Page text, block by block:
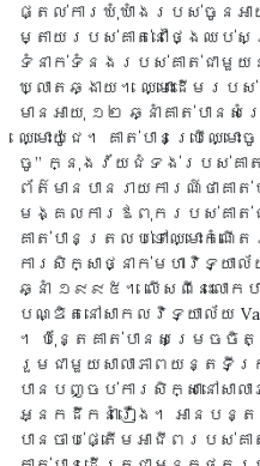
ផ្តល់ការឃុំឃាំងរបស់ចូនអាយុ
ម្តាយរបស់គាត់នៅថ្ងៃឈប់ស
ទំនាក់ទំនងរបស់គាត់ជាមួយន
ឃ្លាតឆ្ងាយ។ ឈ្មោះដើមរ
មានអាយុ ១២ ឆ្នាំគាត់បាន
ឈ្មោះយ៉ូជេ។ គាត់បានប្រើឈ្ម
ចូ” ក្នុងវ័យជំទង់របស់គា
ព័ត៌មានបានរាយការណ៍ថាគាត់
មង្គលការឪពុករបស់គាត់ជ
គាត់បានត្រលប់ទៅឈ្មោះកំណ
ការសិក្សាថ្នាក់មហាវិទ្យ
ឆ្នាំ ១៩៩៥។ លើសពីនេះលោ
បណ្ឌិតនៅសាកលវិទ្យាល័យ
។ ប៉ុន្តែគាត់បានសម្រេចចិ
រួមជាមួយសាលាភាពយន្តទី
បានបញ្ចប់ការសិក្សានៅស
អ្នកដឹកនាំរឿង។ អានបន្ត
បានចាប់ផ្តើមអាជីពរបស់គា